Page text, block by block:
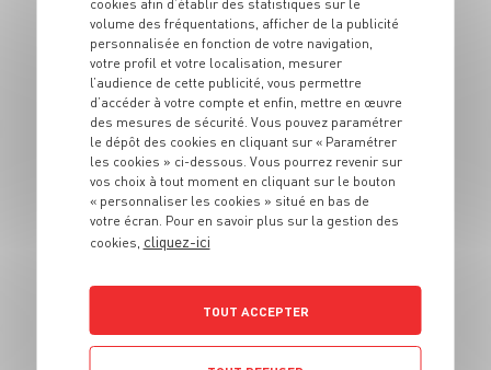
Fajitas bœuf mariné
et poivrons grillés
4 pers. 10 10 min
PLAT
Papillote de
cabillaud et salsa
de tomates épicées
cookies afin d’établir des statistiques sur le
volume des fréquentations, afficher de la publicité
personnalisée en fonction de votre navigation,
votre profil et votre localisation, mesurer
l’audience de cette publicité, vous permettre
d’accéder à votre compte et enfin, mettre en œuvre
des mesures de sécurité. Vous pouvez paramétrer
le dépôt des cookies en cliquant sur « Paramétrer
les cookies » ci-dessous. Vous pourrez revenir sur
vos choix à tout moment en cliquant sur le bouton
« personnaliser les cookies » situé en bas de
votre écran. Pour en savoir plus sur la gestion des
cookies, cliquez-ici
TOUT ACCEPTER